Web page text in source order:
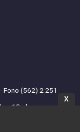
Fono (562) 2 251
13.cl
X